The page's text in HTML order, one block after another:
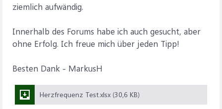
ziemlich aufwändig.
Innerhalb des Forums habe ich auch gesucht, aber
ohne Erfolg. Ich freue mich über jeden Tipp!
Besten Dank - MarkusH
Herzfrequenz Test.xlsx (30,6 KB)